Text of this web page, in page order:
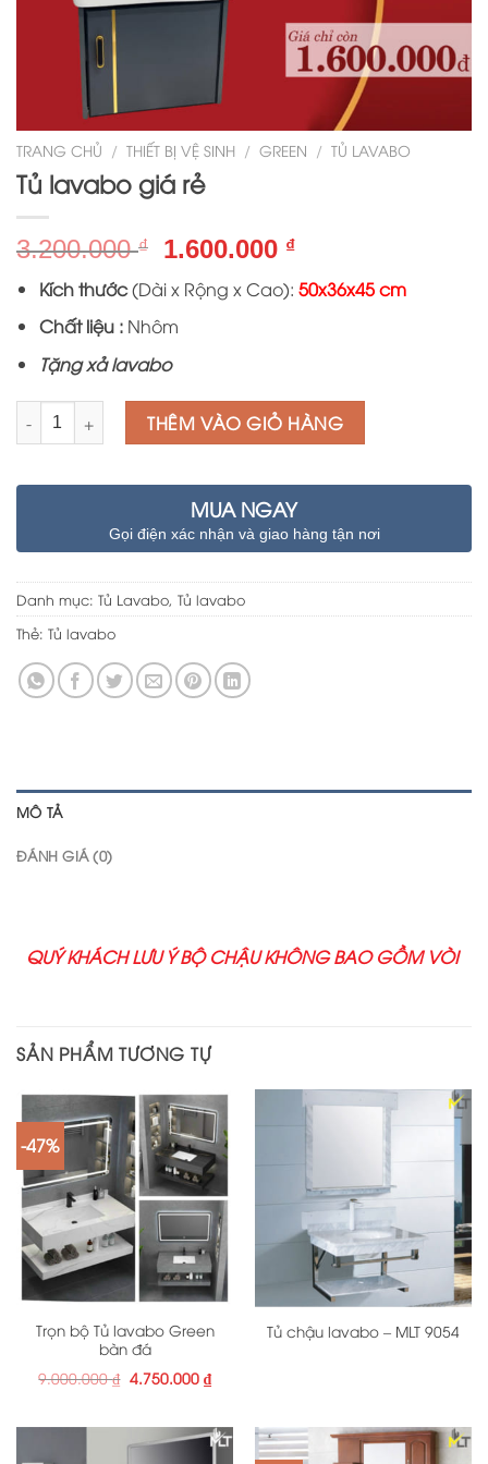
TRANG CHỦ / THIẾT BỊ VỆ SINH / GREEN / TỦ LAVABO
Tủ lavabo giá rẻ
3.200.000₫
Giá
là:
3.200.000 ₫.
1.600.000 ₫Giá
tại
Kích thước(Dài x Rộng x Cao): 50x36x45 cm
Chất liệu :Nhôm
Tặng xả lavabo
Số lượng THÊM VÀO GIỎ HÀNG
MUA NGAY
Gọi điện xác nhận và giao hàng tận nơi
Danh mục: Tủ Lavabo, Tủ lavabo
Thẻ: Tủ lavabo
MÔ TẢ
ĐÁNH GIÁ (0)
QUÝ KHÁCH LƯU Ý BỘ CHẬU KHÔNG BAO GỒM VÒI
SẢN PHẨM TƯƠNG TỰ
-47%
Trọn bộ Tủ lavabo Green
bàn đá
9.000.000₫ Giá
gốc
4.750.000 ₫Giá
hiện
4.750.000 ₫.
Tủ chậu lavabo – MLT 9054